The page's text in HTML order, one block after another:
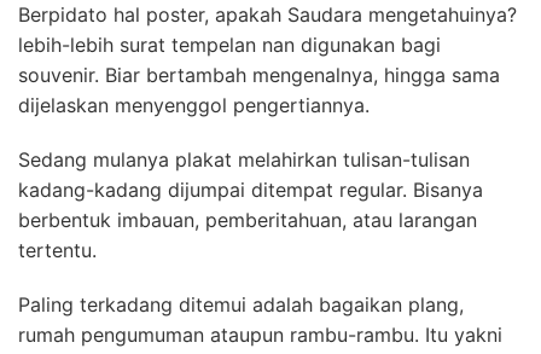
Berpidato hal poster, apakah Saudara mengetahuinya?
lebih-lebih surat tempelan nan digunakan bagi
souvenir. Biar bertambah mengenalnya, hingga sama
dijelaskan menyenggol pengertiannya.
Sedang mulanya plakat melahirkan tulisan-tulisan
kadang-kadang dijumpai ditempat regular. Bisanya
berbentuk imbauan, pemberitahuan, atau larangan
tertentu.
Paling terkadang ditemui adalah bagaikan plang,
rumah pengumuman ataupun rambu-rambu. Itu yakni